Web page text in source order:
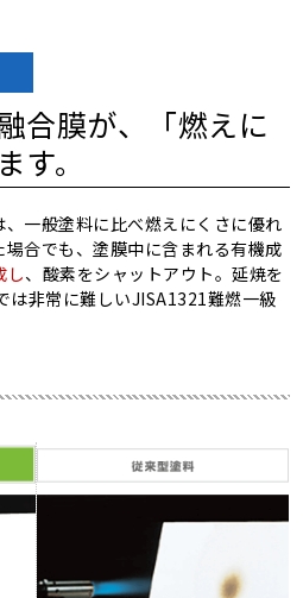
合膜が、
「燃えに
す。
一般塗料に比べ燃えにくさに優れ
合でも、塗膜中に含まれる有機成
し、酸素をシャットアウト。延焼を
は非常に難しいJISA1321難燃一級